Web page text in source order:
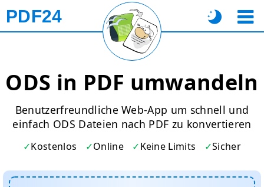
PDF24
ODS in PDF umwandeln
Benutzerfreundliche Web-App um schnell und
einfach ODS Dateien nach PDF zu konvertieren
Kostenlos Online Keine Limits Sicher